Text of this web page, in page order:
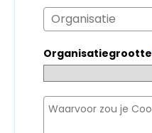
Organisatiegrootte